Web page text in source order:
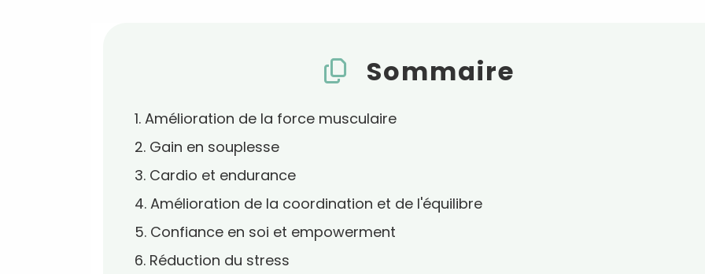
Sommaire
1. Amélioration de la force musculaire
2. Gain en souplesse
3. Cardio et endurance
4. Amélioration de la coordination et de l'équilibre
5. Confiance en soi et empowerment
6. Réduction du stress